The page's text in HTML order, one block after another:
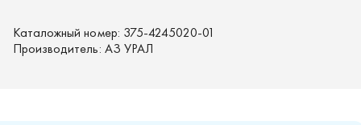
Каталожный номер: 375-4245020-01
Производитель: АЗ УРАЛ